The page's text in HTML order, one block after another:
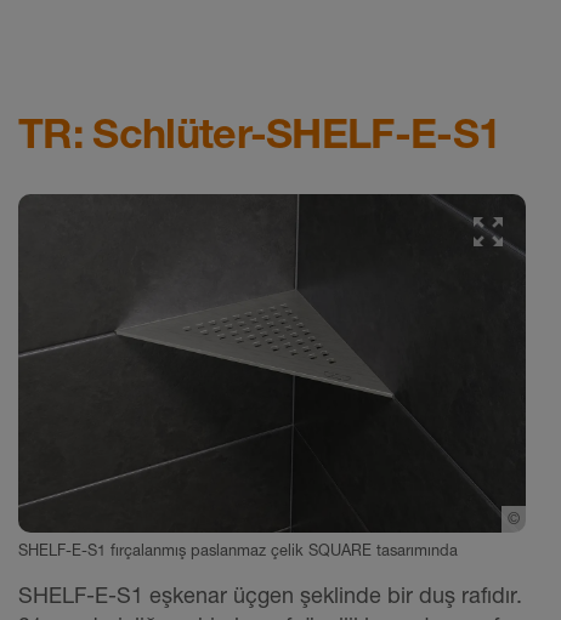
TR: Schlüter-SHELF-E-S1
©
SHELF-E-S1 fırçalanmış paslanmaz çelik SQUARE tasarımında
SHELF-E-S1 eşkenar üçgen şeklinde bir duş rafıdır.